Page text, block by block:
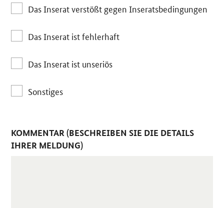
Das Inserat verstößt gegen Inseratsbedingungen
Das Inserat ist fehlerhaft
Das Inserat ist unseriös
Sonstiges
KOMMENTAR (BESCHREIBEN SIE DIE DETAILS
IHRER MELDUNG)